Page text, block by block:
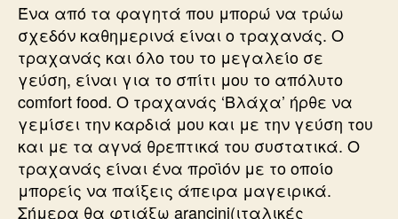
Ένα από τα φαγητά που μπορώ να τρώω
σχεδόν καθημερινά είναι ο τραχανάς. Ο
τραχανάς και όλο του το μεγαλείο σε
γεύση, είναι για το σπίτι μου το απόλυτο
comfort food. Ο τραχανάς ‘Βλάχα’ ήρθε να
γεμίσει την καρδιά μου και με την γεύση του
και με τα αγνά θρεπτικά του συστατικά. Ο
τραχανάς είναι ένα προϊόν με το οποίο
μπορείς να παίξεις άπειρα μαγειρικά.
Σήμερα θα φτιάξω arancini(ιταλικές